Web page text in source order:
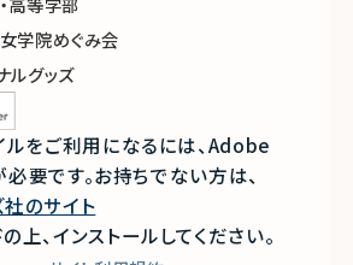
学院めぐみ会
ルグッズ
ルをご利用になるには、Adobe
要です。お持ちでない方は、
のサイト
上、インストールしてください。